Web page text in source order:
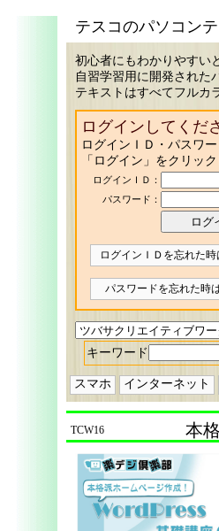
テスコのパソコン
初心者にもわかりやすい
自習学習用に開発された
テキストはすべてフルカ
ログインしてくだ
ログインＩＤ・パスワー
「ログイン」をクリッ
ログインＩＤ：
パスワード：
ログインＩＤを忘れた
パスワードを忘れた時
キーワード
スマホ インターネット
TCW16 本